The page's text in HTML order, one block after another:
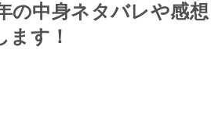
の中身ネタバレや感想
ます！